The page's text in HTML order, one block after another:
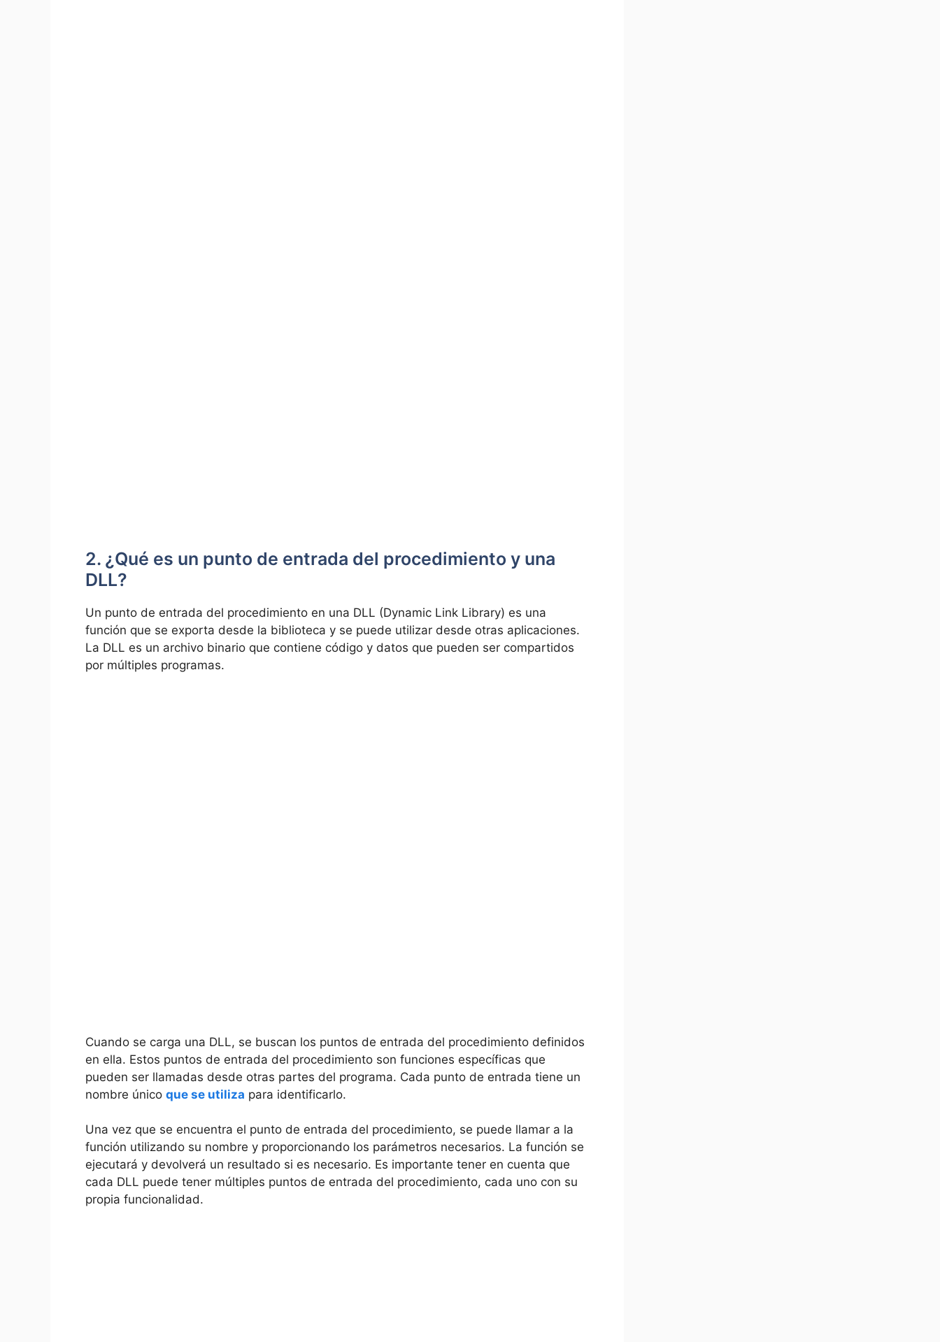
2. ¿Qué es un punto de entrada del procedimiento y una
DLL?
Un punto de entrada del procedimiento en una DLL (Dynamic Link Library) es una
función que se exporta desde la biblioteca y se puede utilizar desde otras aplicaciones.
La DLL es un archivo binario que contiene código y datos que pueden ser compartidos
por múltiples programas.
Cuando se carga una DLL, se buscan los puntos de entrada del procedimiento definidos
en ella. Estos puntos de entrada del procedimiento son funciones específicas que
pueden ser llamadas desde otras partes del programa. Cada punto de entrada tiene un
nombre único que se utiliza para identificarlo.
Una vez que se encuentra el punto de entrada del procedimiento, se puede llamar a la
función utilizando su nombre y proporcionando los parámetros necesarios. La función se
ejecutará y devolverá un resultado si es necesario. Es importante tener en cuenta que
cada DLL puede tener múltiples puntos de entrada del procedimiento, cada uno con su
propia funcionalidad.